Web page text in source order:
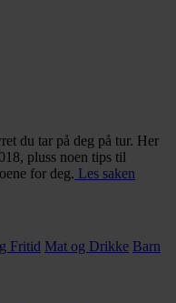
du tar på deg på tur. Her
pluss noen tips til
for deg. Les saken
Fritid Mat og Drikke Barn